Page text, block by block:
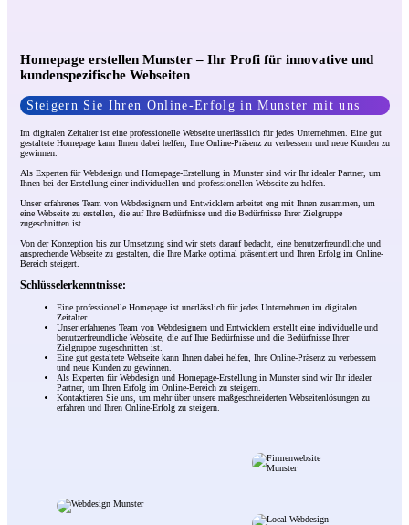
Homepage erstellen Munster – Ihr Profi für innovative und
kundenspezifische Webseiten
Steigern Sie Ihren Online-Erfolg in Munster mit uns
Im digitalen Zeitalter ist eine professionelle Webseite unerlässlich für jedes Unternehmen. Eine gut
gestaltete Homepage kann Ihnen dabei helfen, Ihre Online-Präsenz zu verbessern und neue Kunden zu
gewinnen.
Als Experten für Webdesign und Homepage-Erstellung in Munster sind wir Ihr idealer Partner, um
Ihnen bei der Erstellung einer individuellen und professionellen Webseite zu helfen.
Unser erfahrenes Team von Webdesignern und Entwicklern arbeitet eng mit Ihnen zusammen, um
eine Webseite zu erstellen, die auf Ihre Bedürfnisse und die Bedürfnisse Ihrer Zielgruppe
zugeschnitten ist.
Von der Konzeption bis zur Umsetzung sind wir stets darauf bedacht, eine benutzerfreundliche und
ansprechende Webseite zu gestalten, die Ihre Marke optimal präsentiert und Ihren Erfolg im Online-
Bereich steigert.
Schlüsselerkenntnisse:
Eine professionelle Homepage ist unerlässlich für jedes Unternehmen im digitalen
Zeitalter.
Unser erfahrenes Team von Webdesignern und Entwicklern erstellt eine individuelle und
benutzerfreundliche Webseite, die auf Ihre Bedürfnisse und die Bedürfnisse Ihrer
Zielgruppe zugeschnitten ist.
Eine gut gestaltete Webseite kann Ihnen dabei helfen, Ihre Online-Präsenz zu verbessern
und neue Kunden zu gewinnen.
Als Experten für Webdesign und Homepage-Erstellung in Munster sind wir Ihr idealer
Partner, um Ihren Erfolg im Online-Bereich zu steigern.
Kontaktieren Sie uns, um mehr über unsere maßgeschneiderten Webseitenlösungen zu
erfahren und Ihren Online-Erfolg zu steigern.